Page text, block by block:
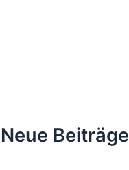
Neue Beiträge